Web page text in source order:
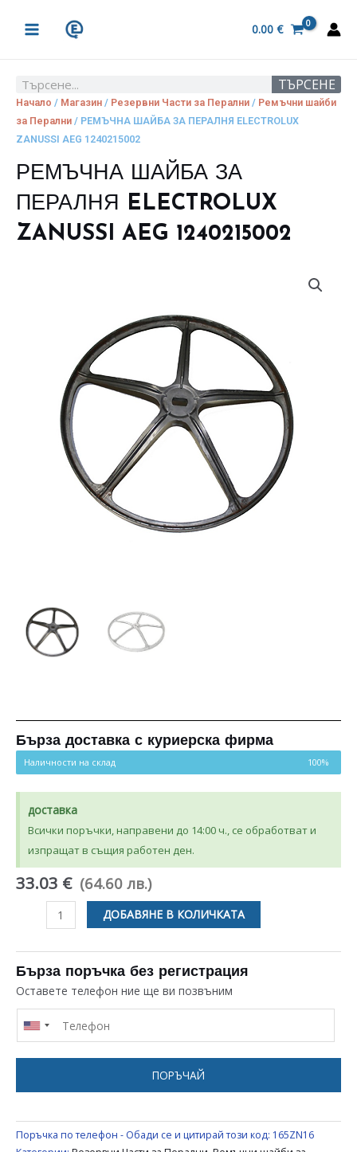
MENU
0.00 €
Search ТЪРСЕНЕ
Начало / Магазин / Резервни Части за Перални / Ремъчни шайби
за Перални / РЕМЪЧНА ШАЙБА ЗА ПЕРАЛНЯ ELECTROLUX
ZANUSSI AEG 1240215002
РЕМЪЧНА ШАЙБА ЗА
ПЕРАЛНЯ ELECTROLUX
ZANUSSI AEG 1240215002
Бърза доставка с куриерска фирма
Наличности на склад 100%
доставка
Всички поръчки, направени до 14:00 ч., се обработват и
изпращат в същия работен ден.
33.03 € (64.60 лв.)
количество
РЕМЪЧНА
ШАЙБА
ЗА
ПЕРАЛНЯ
ELECTROLUX
1240215002
ДОБАВЯНЕ В КОЛИЧКАТА
Бърза поръчка без регистрация
Оставете телефон ние ще ви позвъним
ПОРЪЧАЙ
Поръчка по телефон - Обади се и цитирай този код: 165ZN16